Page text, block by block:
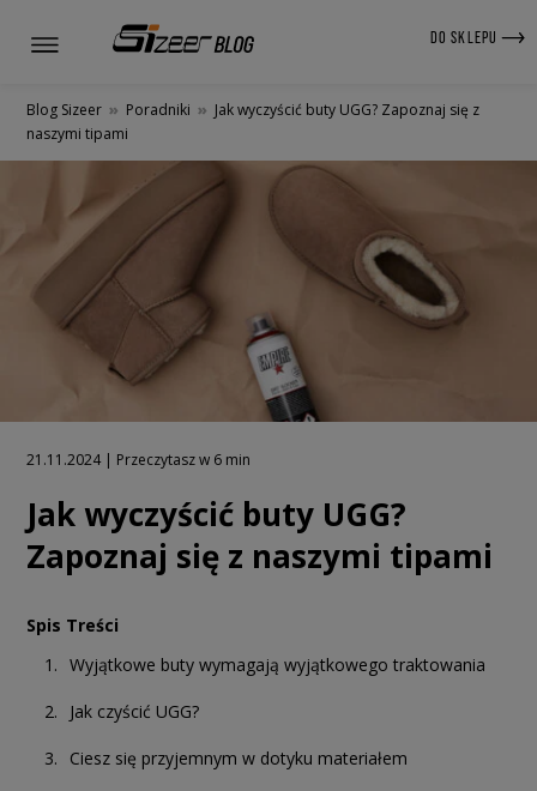
DO SKLEPU
Blog Sizeer » Poradniki » Jak wyczyścić buty UGG? Zapoznaj się z
naszymi tipami
21.11.2024 | Przeczytasz w 6 min
Jak wyczyścić buty UGG?
Zapoznaj się z naszymi tipami
Spis Treści
Wyjątkowe buty wymagają wyjątkowego traktowania
Jak czyścić UGG?
Ciesz się przyjemnym w dotyku materiałem